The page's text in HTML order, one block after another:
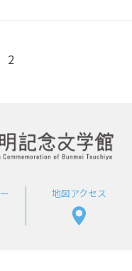
2
地図アクセス